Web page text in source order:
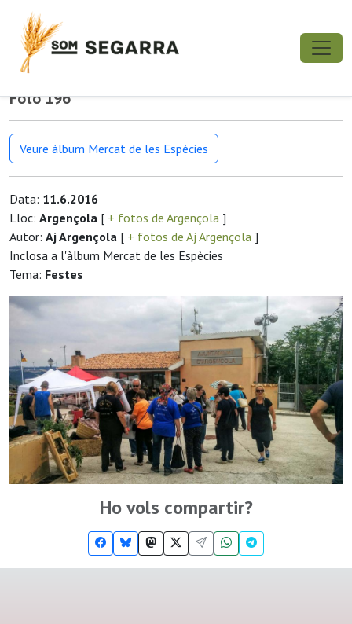
Foto 196
Veure àlbum Mercat de les Espècies
Data: 11.6.2016
Lloc: Argençola [ + fotos de Argençola ]
Autor: Aj Argençola [ + fotos de Aj Argençola ]
Inclosa a l'àlbum Mercat de les Espècies
Tema: Festes
Ho vols compartir?